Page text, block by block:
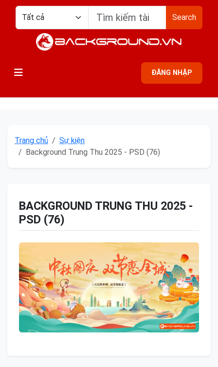
Search
ĐĂNG NHẬP
Trang chủ
Sự kiện
Background Trung Thu 2025 - PSD (76)
BACKGROUND TRUNG THU 2025 -
PSD (76)